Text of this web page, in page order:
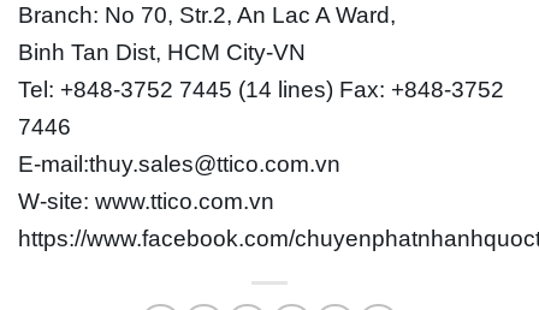
Branch: No 70, Str.2, An Lac A Ward,
Binh Tan Dist, HCM City-VN
Tel: +848-3752 7445 (14 lines) Fax: +848-3752
7446
E-mail:thuy.sales@ttico.com.vn
W-site: www.ttico.com.vn
https://www.facebook.com/